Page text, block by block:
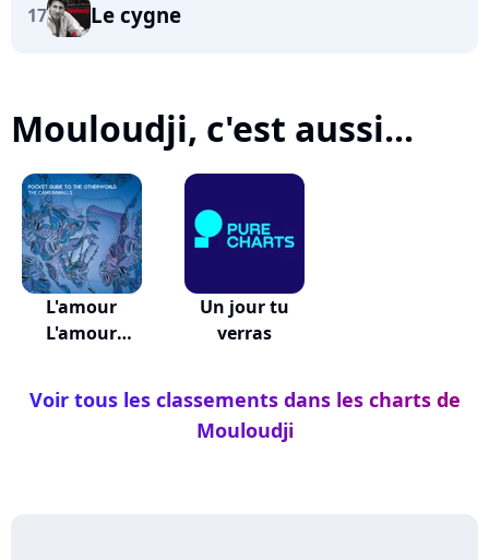
17 Le cygne
Mouloudji, c'est aussi...
L'amour
L'amour
Un jour tu
verras
Voir tous les classements dans les charts de
Mouloudji